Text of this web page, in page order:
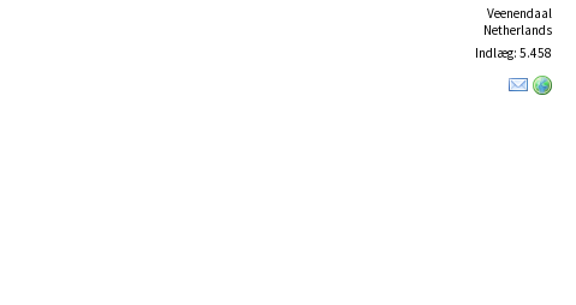
Veenendaal
Netherlands
Indlæg: 5.458